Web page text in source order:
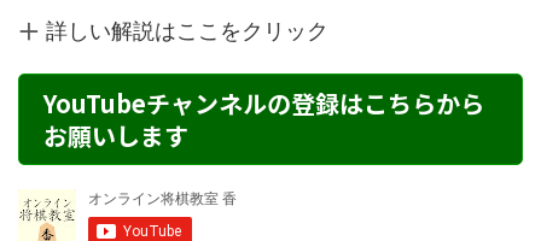
詳しい解説はここをクリック
YouTubeチャンネルの登録はこちらから
お願いします